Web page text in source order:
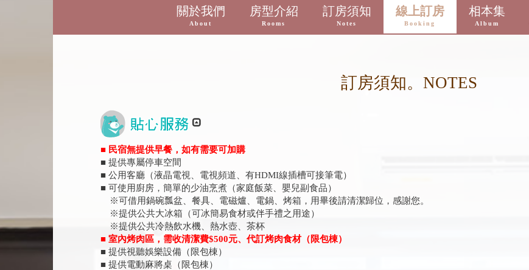
關於我們
About
房型介紹
Rooms
訂房須知
Notes
線上訂房
Booking
相本集
Album
訂房須知。NOTES
■ 民宿無提供早餐，如有需要可加購
■ 提供專屬停車空間
■ 公用客廳（液晶電視、電視頻道、有HDMI線插槽可接筆電）
■ 可使用廚房，簡單的少油烹煮（家庭飯菜、嬰兒副食品）
※可借用鍋碗瓢盆、餐具、電磁爐、電鍋、烤箱，用畢後請清潔歸位，感謝您。
※提供公共大冰箱（可冰簡易食材或伴手禮之用途）
※提供公共冷熱飲水機、熱水壺、茶杯
■ 室內烤肉區，需收清潔費$500元、代訂烤肉食材（限包棟）
■ 提供視聽娛樂設備（限包棟）
■ 提供電動麻將桌（限包棟）